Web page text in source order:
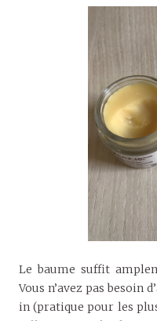
Le baume suffit
Vous n’avez pas besoin
in (pratique pour les